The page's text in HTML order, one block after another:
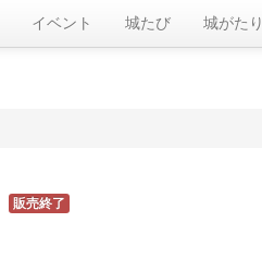
イベント 城たび 城がたり
販売終了